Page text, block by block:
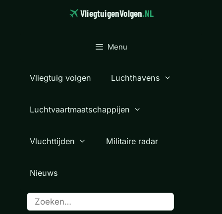
VliegtuigenVolgen.NL
Menu
Vliegtuig volgen Luchthavens
Luchtvaartmaatschappijen
Vluchttijden Militaire radar
Nieuws